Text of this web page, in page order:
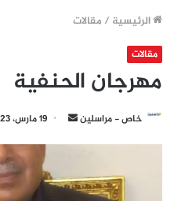
الرئيسية / مقالات
مقالات
مهرجان الحنفية
خاص - مراسلين
أرسل
إلكترونيا
19 مارس، 2023